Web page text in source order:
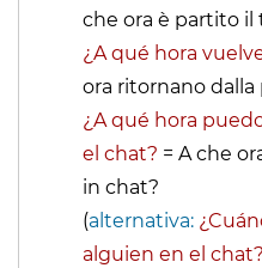
che ora è partito il
¿A qué hora
ora ritornano dalla
¿A qué hora
el chat? = A che
in chat?
(alternativa:
alguien en el chat?